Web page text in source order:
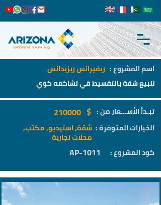
اسم المشروع :
للبيع شقة بالتقسيط قي تشاكمه كوي
ريفيرانس ريزيدانس
تبـدأ الأســـعار من : 210000
الخيارات المتوفرة : شقة, استيديو, مكتب,
محلات تجارية
كود المشروع :
AP-1011
$